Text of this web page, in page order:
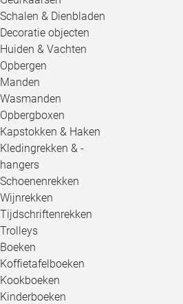
Schalen & Dienbladen
Decoratie objecten
Huiden & Vachten
Opbergen
Manden
Wasmanden
Opbergboxen
Kapstokken & Haken
Kledingrekken & -
hangers
Schoenenrekken
Wijnrekken
Tijdschriftenrekken
Trolleys
Boeken
Koffietafelboeken
Kookboeken
Kinderboeken